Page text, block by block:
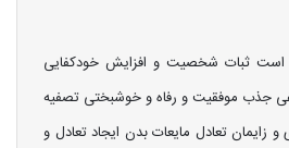
ثبات شخصیت و افزایش خودکفایی
جذب موفقیت و رفاه و خوشبختی تصفیه
زایمان تعادل مایعات بدن ایجاد تعادل و